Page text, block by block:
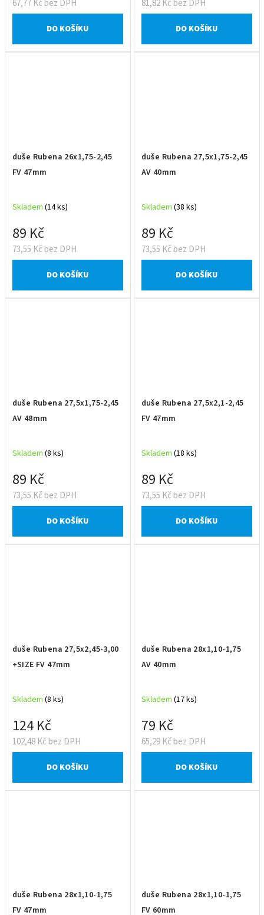
67,77 Kč bez DPH
DO KOŠÍKU
81,82 Kč bez DPH
DO KOŠÍKU
duše Rubena 26x1,75-2,45
FV 47mm
Skladem (14 ks)
73,55 Kč bez DPH
89 Kč
DO KOŠÍKU
duše Rubena 27,5x1,75-2,45
AV 40mm
Skladem (38 ks)
73,55 Kč bez DPH
89 Kč
DO KOŠÍKU
duše Rubena 27,5x1,75-2,45
AV 48mm
Skladem (8 ks)
73,55 Kč bez DPH
89 Kč
DO KOŠÍKU
duše Rubena 27,5x2,1-2,45
FV 47mm
Skladem (18 ks)
73,55 Kč bez DPH
89 Kč
DO KOŠÍKU
duše Rubena 27,5x2,45-3,00
+SIZE FV 47mm
Skladem (8 ks)
102,48 Kč bez DPH
124 Kč
DO KOŠÍKU
duše Rubena 28x1,10-1,75
AV 40mm
Skladem (17 ks)
65,29 Kč bez DPH
79 Kč
DO KOŠÍKU
duše Rubena 28x1,10-1,75
FV 47mm
duše Rubena 28x1,10-1,75
FV 60mm